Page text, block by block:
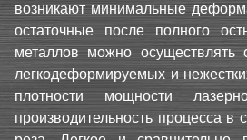
возникают минимальные
остаточные после полного
металлов можно
легкодеформируемых и
плотности мощности
производительность процесса в